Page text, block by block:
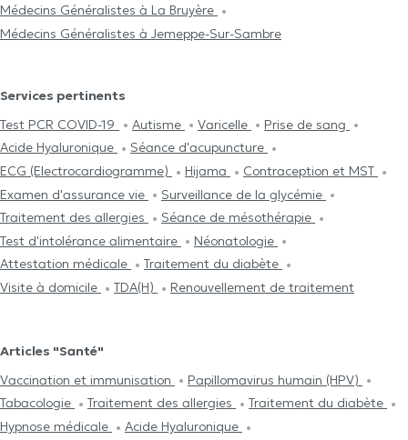
Médecins Généralistes à La Bruyère
Médecins Généralistes à Jemeppe-Sur-Sambre
Services pertinents
Test PCR COVID-19
Autisme Varicelle
Prise de sang
Acide Hyaluronique
Séance d'acupuncture
ECG (Electrocardiogramme)
Hijama
Contraception et MST
Examen d'assurance vie
Surveillance de la glycémie
Traitement des allergies
Séance de mésothérapie
Test d'intolérance alimentaire
Néonatologie
Attestation médicale
Traitement du diabète
Visite à domicile
TDA(H) Renouvellement de traitement
Articles "Santé"
Vaccination et immunisation
Papillomavirus humain (HPV)
Tabacologie
Traitement des allergies
Traitement du diabète
Hypnose médicale
Acide Hyaluronique